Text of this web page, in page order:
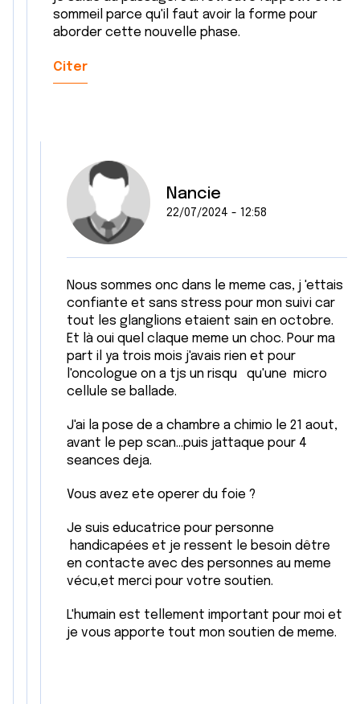
sommeil parce qu'il faut avoir la forme pour
aborder cette nouvelle phase.
Citer
Nancie
22/07/2024 - 12:58
Nous sommes onc dans le meme cas, j 'ettais
confiante et sans stress pour mon suivi car
tout les glanglions etaient sain en octobre.
Et là oui quel claque meme un choc. Pour ma
part il ya trois mois j'avais rien et pour
l'oncologue on a tjs un risqu qu'une micro
cellule se ballade.
J'ai la pose de a chambre a chimio le 21 aout,
avant le pep scan...puis jattaque pour 4
seances deja.
Vous avez ete operer du foie ?
Je suis educatrice pour personne
handicapées et je ressent le besoin dêtre
en contacte avec des personnes au meme
vécu,et merci pour votre soutien.
L'humain est tellement important pour moi et
je vous apporte tout mon soutien de meme.